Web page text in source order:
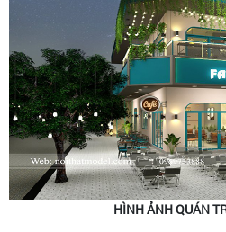
HÌNH ẢNH QUÁN